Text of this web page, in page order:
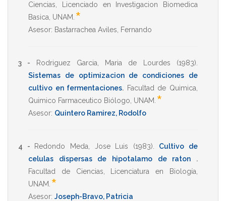
Ciencias
Licenciado en Investigacion Biomedica
Basica UNAM *
Asesor: Bastarrachea Aviles, Fernando
3 - Rodriguez Garcia, Maria de Lourdes (1983)
Sistemas de optimizacion de condiciones de
cultivo en fermentaciones. Facultad de Quimica
Quimico Farmaceutico Biólogo UNAM *
Asesor: Quintero Ramirez, Rodolfo
4 - Redondo Meda, Jose Luis (1983)
Cultivo de
celulas dispersas de hipotalamo de raton .
Facultad de Ciencias
Licenciatura en Biología
UNAM *
Asesor: Joseph-Bravo, Patricia